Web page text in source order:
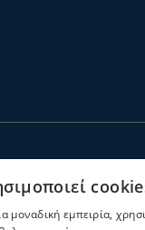
μοναδική εμπειρία,